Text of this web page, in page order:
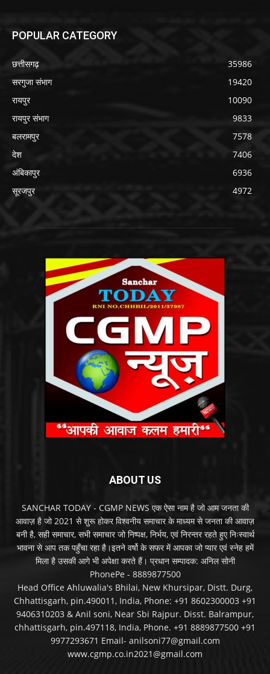
POPULAR CATEGORY
छत्तीसगढ़
35986
सरगुजा संभाग
19420
रायपुर
10090
रायपुर संभाग
9833
बलरामपुर
7578
देश
7406
अंबिकापुर
6936
सूरजपुर
4972
ABOUT US
SANCHAR TODAY - CGMP NEWS एक ऐसा नाम है जो आम जनता की
आवाज़ है जो 2021 से शुरू होकर विश्वनीय समाचार के माध्यम से जनता की आवाज़
बनी है, सही समाचार, सभी समाचार जो निष्पक्ष, निर्भय, एवं निरन्तर रहते हुए निःस्वार्थ
भावना से आप तक पहुँचा रहा है।इतने वर्षो के सफर में आपका जो प्यार एवं स्नेह हमें
मिला है उसकी आगे भी अपेक्षा करते हैं। प्रधान सम्पादक: अनिल सोनी
PhonePe - 8889877500
Head Office Ahluwalia's Bhilai, New Khursipar, Distt. Durg,
Chhattisgarh, pin.490011, India, Phone: +91 8602300003 +91
9406310203 & Anil soni, Near Sbi Rajpur. Disst. Balrampur,
chhattisgarh, pin.497118, India, Phone. +91 8889877500 +91
9977293671 Email- anilsoni77@gmail.com
www.cgmp.co.in2021@gmail.com